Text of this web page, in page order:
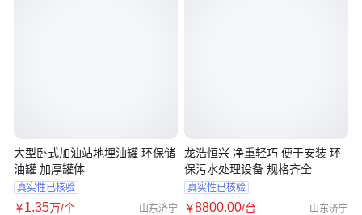
大型卧式加油站地埋油罐 环保储
油罐 加厚罐体
真实性已核验
￥1.35万/个 山东济宁
龙浩恒兴 净重轻巧 便于安装 环
保污水处理设备 规格齐全
真实性已核验
￥8800.00/台 山东济宁